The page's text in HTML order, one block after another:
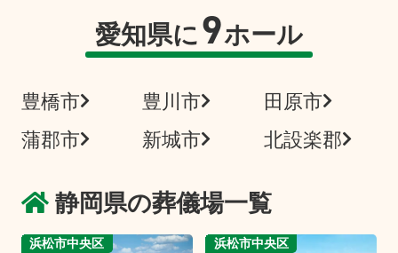
愛知県に9ホール
豊橋市 豊川市
田原市
蒲郡市
新城市 北設楽郡
静岡県の葬儀場一覧
浜松市中央区 浜松市中央区